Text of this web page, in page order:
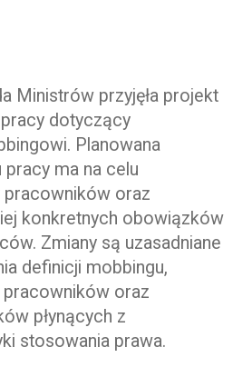
Ministrów przyjęła projekt
dotyczący
Planowana
ma na celu
oraz
konkretnych obowiązków
Zmiany są uzasadniane
definicji mobbingu,
oraz
płynących z
stosowania prawa.